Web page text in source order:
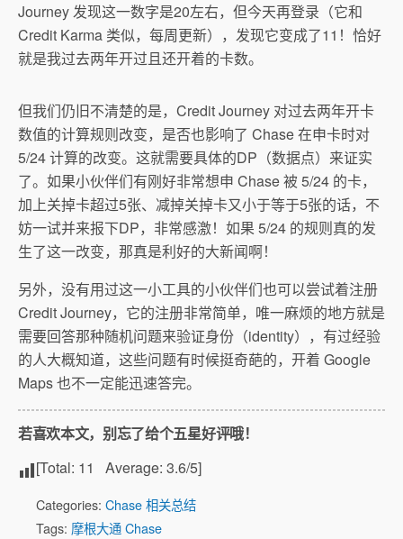
Journey 发现这一数字是20左右，但今天再登录（它和
Credit Karma 类似，每周更新），发现它变成了11！恰好
就是我过去两年开过且还开着的卡数。
但我们仍旧不清楚的是，Credit Journey 对过去两年开卡
数值的计算规则改变，是否也影响了 Chase 在申卡时对
5/24 计算的改变。这就需要具体的DP（数据点）来证实
了。如果小伙伴们有刚好非常想申 Chase 被 5/24 的卡，
加上关掉卡超过5张、减掉关掉卡又小于等于5张的话，不
妨一试并来报下DP，非常感激！如果 5/24 的规则真的发
生了这一改变，那真是利好的大新闻啊！
另外，没有用过这一小工具的小伙伴们也可以尝试着注册
Credit Journey，它的注册非常简单，唯一麻烦的地方就是
需要回答那种随机问题来验证身份（identity），有过经验
的人大概知道，这些问题有时候挺奇葩的，开着 Google
Maps 也不一定能迅速答完。
若喜欢本文，别忘了给个五星好评哦！
[Total: 11 Average: 3.6/5]
Categories: Chase 相关总结
Tags: 摩根大通 Chase